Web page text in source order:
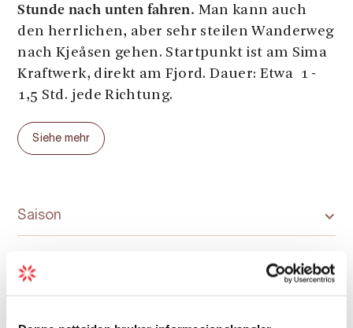
Stunde nach unten fahren. Man kann auch
den herrlichen, aber sehr steilen Wanderweg
nach Kjeåsen gehen. Startpunkt ist am Sima
Kraftwerk, direkt am Fjord. Dauer: Etwa 1 -
1,5 Std. jede Richtung.
PARKEN BEI KJEÅSEN
Der obere Teil des Parkplatzes, direkt
Wendebereich für Busse. Bitte parken Sie auf
den dafür vorgesehenen Parkplätzen.
Derzeit gibt es bei Kjeåsen keinen Verkauf von
Speisen und Getränken. Bitte respektieren Sie
Siehe mehr
Saison